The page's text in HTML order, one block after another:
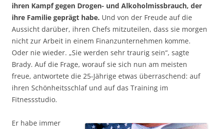
ihren Kampf gegen Drogen- und Alkoholmissbrauch, der
ihre Familie geprägt habe. Und von der Freude auf die
Aussicht darüber, ihren Chefs mitzuteilen, dass sie morgen
nicht zur Arbeit in einem Finanzunternehmen komme.
Oder nie wieder. „Sie werden sehr traurig sein“, sagte
Brady. Auf die Frage, worauf sie sich nun am meisten
freue, antwortete die 25-Jährige etwas überraschend: auf
ihren Schönheitsschlaf und auf das Training im
Fitnessstudio.
Er habe immer